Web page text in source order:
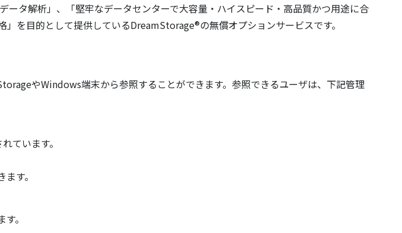
タ解析」、「堅牢なデータセンターで大容量・ハイスピード・高品質かつ用途に合
を目的として提供しているDreamStorage®の無償オプションサービスです。
やWindows端末から参照することができます。参照できるユーザは、下記管理
ています。
す。
。